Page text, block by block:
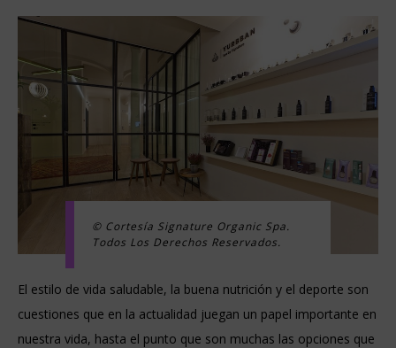
© Cortesía Signature Organic Spa.
Todos Los Derechos Reservados.
El estilo de vida saludable, la buena nutrición y el deporte son
cuestiones que en la actualidad juegan un papel importante en
nuestra vida, hasta el punto que son muchas las opciones que